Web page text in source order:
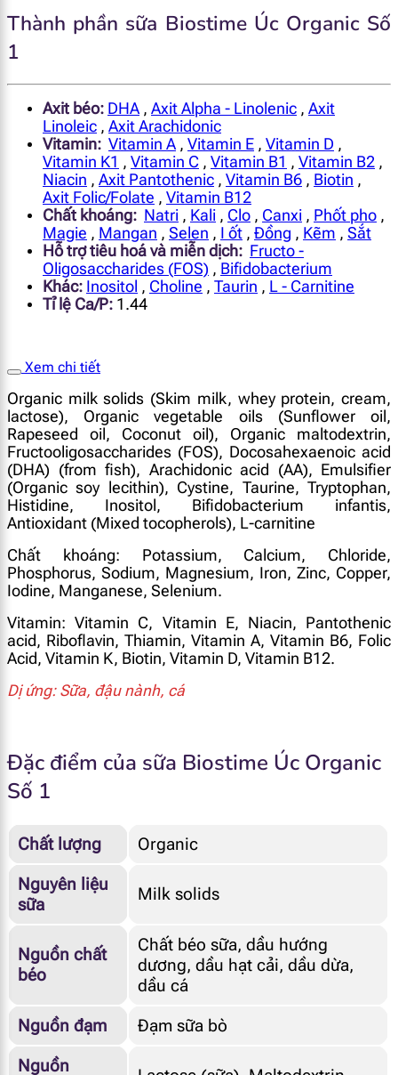
Thành phần sữa Biostime Úc Organic Số
1
Axit béo: DHA , Axit Alpha - Linolenic , Axit
Linoleic , Axit Arachidonic
Vitamin: Vitamin A , Vitamin E , Vitamin D ,
Vitamin K1 , Vitamin C , Vitamin B1 , Vitamin B2 ,
Niacin , Axit Pantothenic , Vitamin B6 , Biotin ,
Axit Folic/Folate , Vitamin B12
Chất khoáng: Natri , Kali , Clo , Canxi , Phốt pho ,
Magie , Mangan , Selen , I ốt , Đồng , Kẽm , Sắt
Hỗ trợ tiêu hoá và miễn dịch: Fructo -
Oligosaccharides (FOS) , Bifidobacterium
Khác: Inositol , Choline , Taurin , L - Carnitine
Tỉ lệ Ca/P: 1.44
Xem chi tiết
Organic milk solids (Skim milk, whey protein, cream,
lactose), Organic vegetable oils (Sunflower oil,
Rapeseed oil, Coconut oil), Organic maltodextrin,
Fructooligosaccharides (FOS), Docosahexaenoic acid
(DHA) (from fish), Arachidonic acid (AA), Emulsifier
(Organic soy lecithin), Cystine, Taurine, Tryptophan,
Histidine, Inositol, Bifidobacterium infantis,
Antioxidant (Mixed tocopherols), L-carnitine
Chất khoáng: Potassium, Calcium, Chloride,
Phosphorus, Sodium, Magnesium, Iron, Zinc, Copper,
Iodine, Manganese, Selenium.
Vitamin: Vitamin C, Vitamin E, Niacin, Pantothenic
acid, Riboflavin, Thiamin, Vitamin A, Vitamin B6, Folic
Acid, Vitamin K, Biotin, Vitamin D, Vitamin B12.
Dị ứng: Sữa, đậu nành, cá
Đặc điểm của sữa Biostime Úc Organic
Số 1
Chất lượng
Organic
Nguyên liệu
sữa
Milk solids
Nguồn chất
béo
Chất béo sữa, dầu hướng
dương, dầu hạt cải, dầu dừa,
dầu cá
Nguồn đạm
Đạm sữa bò
Nguồn